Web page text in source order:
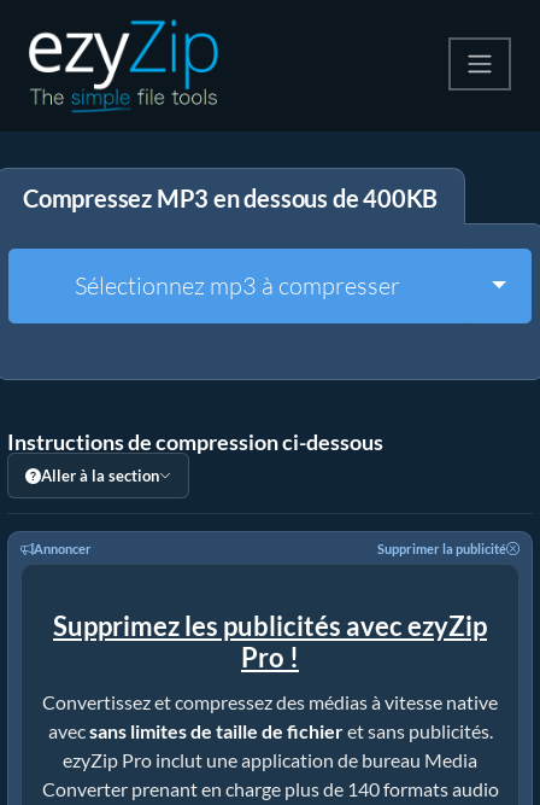
Décompresser
Autres outils
Compressez MP3 en dessous de 400KB
Sélectionnez mp3 à compresser
Instructions de compression ci-dessous
Aller à la section
Annoncer Supprimer la publicité
Supprimez les publicités avec ezyZip
Pro !
Convertissez et compressez des médias à vitesse native
avecsans limites de taille de fichieret sans publicités.
ezyZip Pro inclut une application de bureau Media
Converter prenant en charge plus de 140 formats audio